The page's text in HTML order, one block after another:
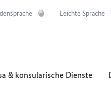
Leichte Sprache
& konsularische Dienste